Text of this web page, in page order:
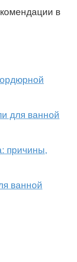
в
для ванной
причины,
ванной